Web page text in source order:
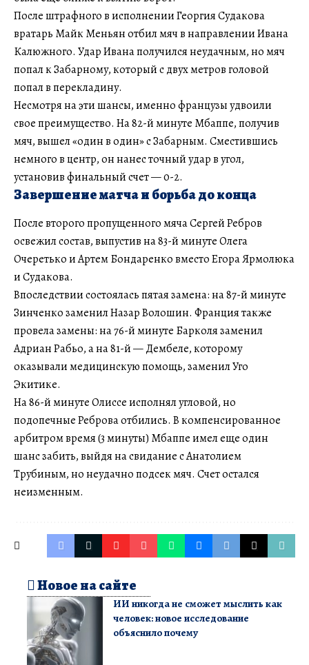
После штрафного в исполнении Георгия Судакова
вратарь Майк Меньян отбил мяч в направлении Ивана
Калюжного. Удар Ивана получился неудачным, но мяч
попал к Забарному, который с двух метров головой
попал в перекладину.
Несмотря на эти шансы, именно французы удвоили
свое преимущество. На 82-й минуте Мбаппе, получив
мяч, вышел «один в один» с Забарным. Сместившись
немного в центр, он нанес точный удар в угол,
установив финальный счет — 0-2.
Завершение матча и борьба до конца
После второго пропущенного мяча Сергей Ребров
освежил состав, выпустив на 83-й минуте Олега
Очеретько и Артем Бондаренко вместо Егора Ярмолюка
и Судакова.
Впоследствии состоялась пятая замена: на 87-й минуте
Зинченко заменил Назар Волошин. Франция также
провела замены: на 76-й минуте Барколя заменил
Адриан Рабьо, а на 81-й — Дембеле, которому
оказывали медицинскую помощь, заменил Уго
Экитике.
На 86-й минуте Олиссе исполнял угловой, но
подопечные Реброва отбились. В компенсированное
арбитром время (3 минуты) Мбаппе имел еще один
шанс забить, выйдя на свидание с Анатолием
Трубиным, но неудачно подсек мяч. Счет остался
неизменным.
Новое на сайте
ИИ никогда не сможет мыслить как
человек: новое исследование
объяснило почему